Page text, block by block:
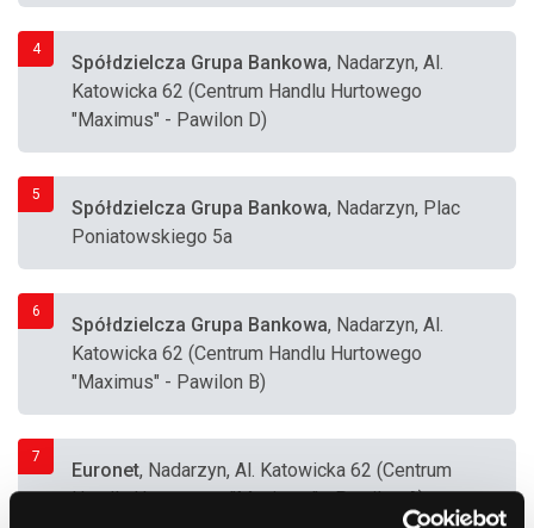
4
Spółdzielcza Grupa Bankowa, Nadarzyn, Al.
Katowicka 62 (Centrum Handlu Hurtowego
"Maximus" - Pawilon D)
5
Spółdzielcza Grupa Bankowa, Nadarzyn, Plac
Poniatowskiego 5a
6
Spółdzielcza Grupa Bankowa, Nadarzyn, Al.
Katowicka 62 (Centrum Handlu Hurtowego
"Maximus" - Pawilon B)
7
Euronet, Nadarzyn, Al. Katowicka 62 (Centrum
Handlu Hurtowego "Maximus" - Pawilon A)